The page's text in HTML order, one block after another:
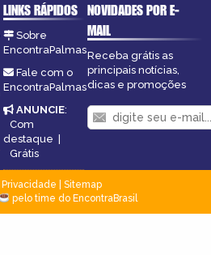
LINKS RÁPIDOS
Sobre
EncontraPalmas
Fale com o
EncontraPalmas
ANUNCIE:
Com
destaque |
Grátis
NOVIDADES POR E-
MAIL
Receba grátis as
principais notícias,
dicas e promoções
Privacidade
Sitemap
pelo time do EncontraBrasil